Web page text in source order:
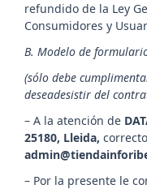
refundido de la Ley
Consumidores y
B. Modelo de
(sólo debe
deseadesistir del
– A la atención de
25180, Lleida,
– Por la presente le